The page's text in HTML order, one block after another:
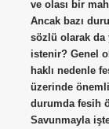
ve olası bir
Ancak bazı
sözlü olarak da
istenir? Genel
haklı nedenle
üzerinde
durumda fesih
Savunmayla